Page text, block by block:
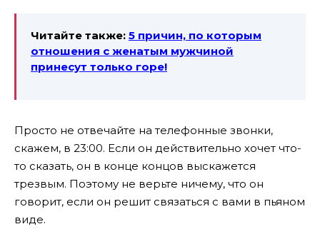
Читайте также: 5 причин, по которым
отношения с женатым мужчиной
принесут только горе!
Просто не отвечайте на телефонные звонки,
скажем, в 23:00. Если он действительно хочет что-
то сказать, он в конце концов выскажется
трезвым. Поэтому не верьте ничему, что он
говорит, если он решит связаться с вами в пьяном
виде.